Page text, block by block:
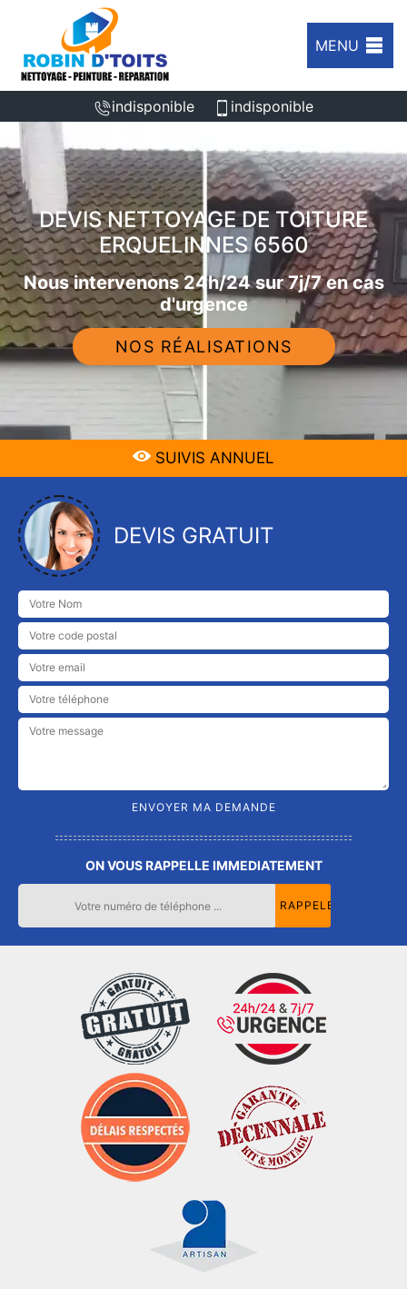
MENU
indisponible indisponible
DEVIS NETTOYAGE DE TOITURE
ERQUELINNES 6560
Nous intervenons 24h/24 sur 7j/7 en cas
d'urgence
NOS RÉALISATIONS
SUIVIS ANNUEL
DEVIS GRATUIT
ON VOUS RAPPELLE IMMEDIATEMENT